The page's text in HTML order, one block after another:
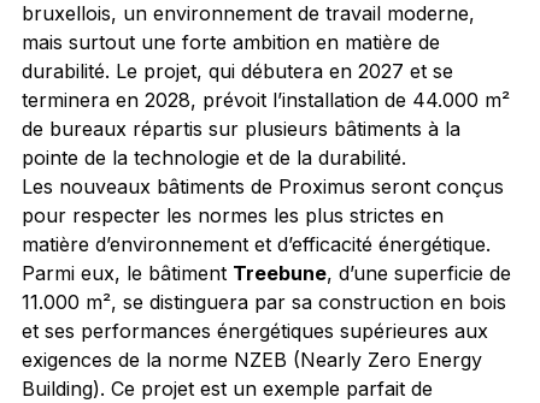
bruxellois, un environnement de travail moderne,
mais surtout une forte ambition en matière de
durabilité. Le projet, qui débutera en 2027 et se
terminera en 2028, prévoit l’installation de 44.000 m²
de bureaux répartis sur plusieurs bâtiments à la
pointe de la technologie et de la durabilité.
Les nouveaux bâtiments de Proximus seront conçus
pour respecter les normes les plus strictes en
matière d’environnement et d’efficacité énergétique.
Parmi eux, le bâtiment Treebune, d’une superficie de
11.000 m², se distinguera par sa construction en bois
et ses performances énergétiques supérieures aux
exigences de la norme NZEB (Nearly Zero Energy
Building). Ce projet est un exemple parfait de